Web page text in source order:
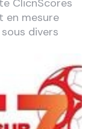
ClicnScores
en mesure
divers